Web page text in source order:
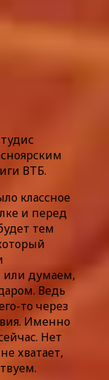
ВТБ.
классное
и перед
тем
или думаем,
Ведь
то через
Именно
Нет
хватает,